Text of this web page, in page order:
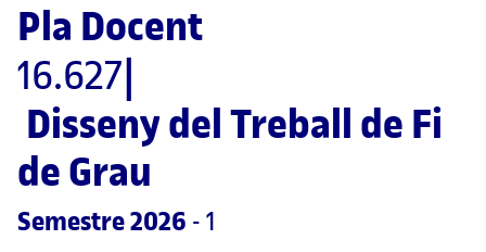
Pla Docent
16.627
Disseny del Treball de Fi
de Grau
Semestre 2026 - 1